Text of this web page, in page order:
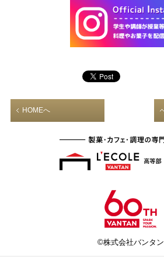
HOMEへ
©株式会社バンタン